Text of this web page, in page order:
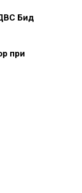
Бид
при